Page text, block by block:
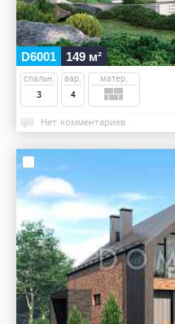
D6001 149 м²
спальн.
3
вар.
4
матер.
Нет комментариев